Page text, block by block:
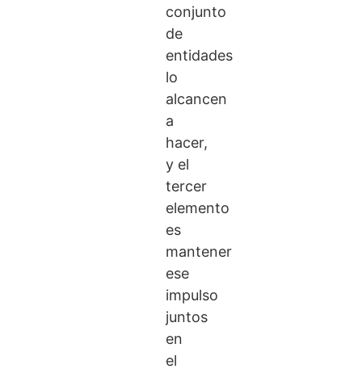
conjunto
de
entidades
lo
alcancen
a
hacer,
y el
tercer
elemento
es
mantener
ese
impulso
juntos
en
el